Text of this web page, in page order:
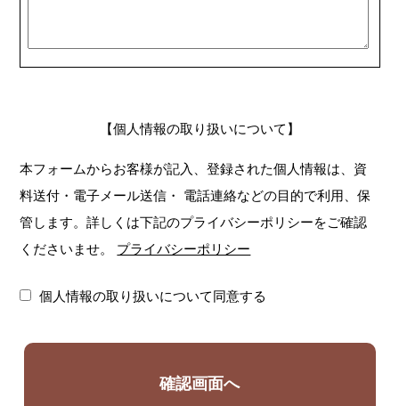
【個人情報の取り扱いについて】
本フォームからお客様が記入、登録された個人情報は、資
料送付・電子メール送信・ 電話連絡などの目的で利用、保
管します。詳しくは下記のプライバシーポリシーをご確認
くださいませ。
プライバシーポリシー
個人情報の取り扱いについて同意する